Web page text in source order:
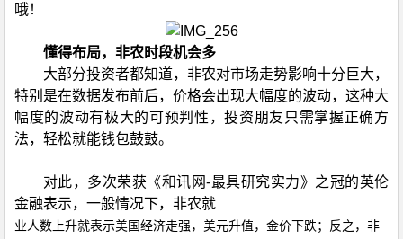
哦！
懂得布局，非农时段机会多
大部分投资者都知道，非农对市场走势影响十分巨大，
特别是在数据发布前后，价格会出现大幅度的波动，这种大
幅度的波动有极大的可预判性，投资朋友只需掌握正确方
法，轻松就能钱包鼓鼓。
对此，多次荣获《和讯网-最具研究实力》之冠的英伦
金融表示，一般情况下，非农就
业人数上升就表示美国经济走强，美元升值，金价下跌；反之，非